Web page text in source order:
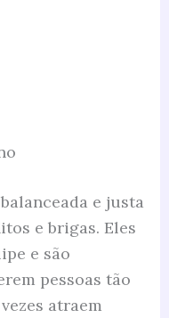
e justa
e brigas. Eles
e são
pessoas tão
atraem